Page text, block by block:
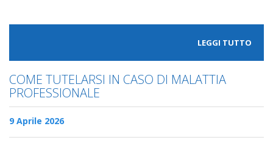
LEGGI TUTTO
COME TUTELARSI IN CASO DI MALATTIA
PROFESSIONALE
9 Aprile 2026